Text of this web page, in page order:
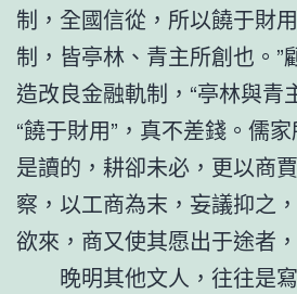
制，全國信從，所以饒于財
制，皆亭林、青主所創也。”
造改良金融軌制，“亭林與青
“饒于財用”，真不差錢。儒
是讀的，耕卻未必，更以商
察，以工商為末，妄議抑之
欲來，商又使其愿出于途者
晚明其他文人，往往是